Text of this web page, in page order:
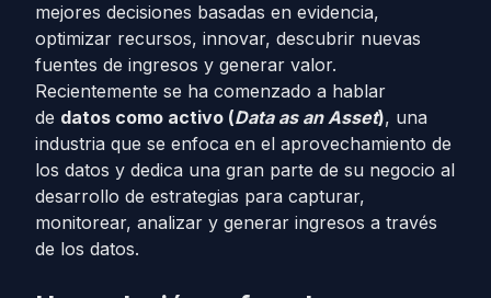
mejores decisiones basadas en evidencia,
optimizar recursos, innovar, descubrir nuevas
fuentes de ingresos y generar valor.
Recientemente se ha comenzado a hablar
de datos como activo (Data as an Asset), una
industria que se enfoca en el aprovechamiento de
los datos y dedica una gran parte de su negocio al
desarrollo de estrategias para capturar,
monitorear, analizar y generar ingresos a través
de los datos.